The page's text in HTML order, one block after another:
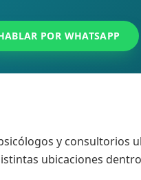
POR WHATSAPP
y consultorios
ubicaciones